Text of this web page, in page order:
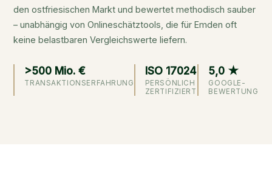
den ostfriesischen Markt und bewertet methodisch sauber
– unabhängig von Onlineschätztools, die für Emden oft
keine belastbaren Vergleichswerte liefern.
>500 Mio. €
TRANSAKTIONSERFAHRUNG
ISO 17024
PERSÖNLICH
ZERTIFIZIERT
5,0 ★
GOOGLE-
BEWERTUNG